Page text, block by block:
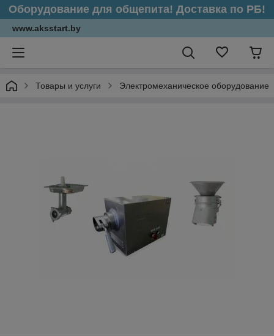
Оборудование для общепита! Доставка по РБ!
www.aksstart.by
Товары и услуги Электромеханическое оборудование